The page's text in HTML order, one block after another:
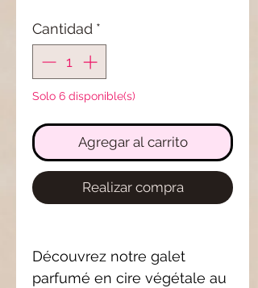
Cantidad *
Solo 6 disponible(s)
Agregar al carrito
Realizar compra
Découvrez notre galet
parfumé en cire végétale au